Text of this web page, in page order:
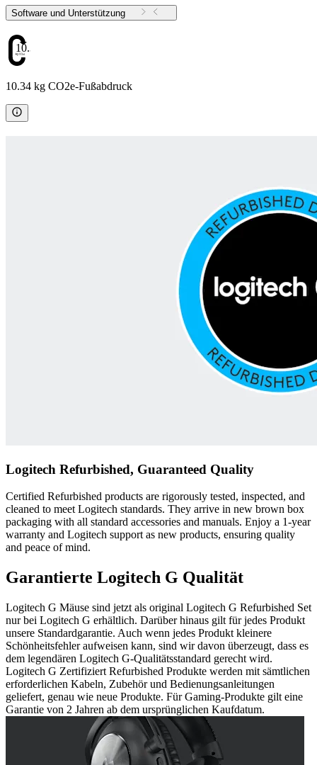
Software und Unterstützung
10.34
10.34 kg CO2e-Fußabdruck
Logitech Refurbished, Guaranteed Quality
Certified Refurbished products are rigorously tested, inspected, and
cleaned to meet Logitech standards. They arrive in new brown box
packaging with all standard accessories and manuals. Enjoy a 1-year
warranty and Logitech support as new products, ensuring quality
and peace of mind.
Garantierte Logitech G Qualität
Logitech G Mäuse sind jetzt als original Logitech G Refurbished Set
nur bei Logitech G erhältlich. Darüber hinaus gilt für jedes Produkt
unsere Standardgarantie. Auch wenn jedes Produkt kleinere
Schönheitsfehler aufweisen kann, sind wir davon überzeugt, dass es
dem legendären Logitech G-Qualitätsstandard gerecht wird.
Logitech G Zertifiziert Refurbished Produkte werden mit sämtlichen
erforderlichen Kabeln, Zubehör und Bedienungsanleitungen
geliefert, genau wie neue Produkte. Für Gaming-Produkte gilt eine
Garantie von 2 Jahren ab dem ursprünglichen Kaufdatum.